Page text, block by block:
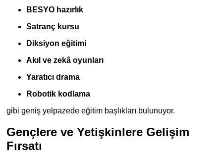
BESYO hazırlık
Satranç kursu
Diksiyon eğitimi
Akıl ve zekâ oyunları
Yaratıcı drama
Robotik kodlama
gibi geniş yelpazede eğitim başlıkları bulunuyor.
Gençlere ve Yetişkinlere Gelişim
Fırsatı